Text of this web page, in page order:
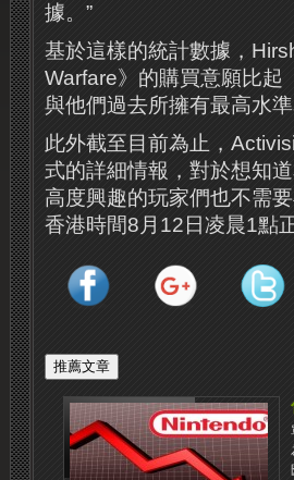
據。”
基於這樣的統計數據，
Warfare》的購買意願比起
與他們過去所擁有最高水
此外截至目前為止，
式的詳細情報，對於想知
高度興趣的玩家們也不需
香港時間8月12日凌晨1點